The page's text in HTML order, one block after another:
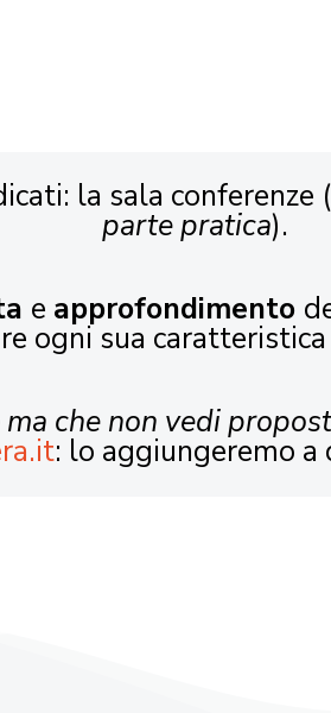
la sala conferenze (
parte pratica).
e approfondimento
ogni sua caratteristica
che non vedi
: lo aggiungeremo